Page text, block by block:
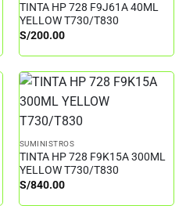
TINTA HP 728 F9J61A 40ML
YELLOW T730/T830
S/200.00
SUMINISTROS
TINTA HP 728 F9K15A 300ML
YELLOW T730/T830
S/840.00